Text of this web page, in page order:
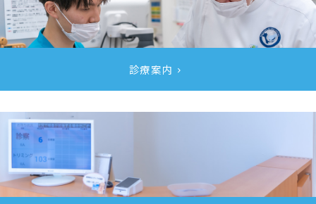
診療案内